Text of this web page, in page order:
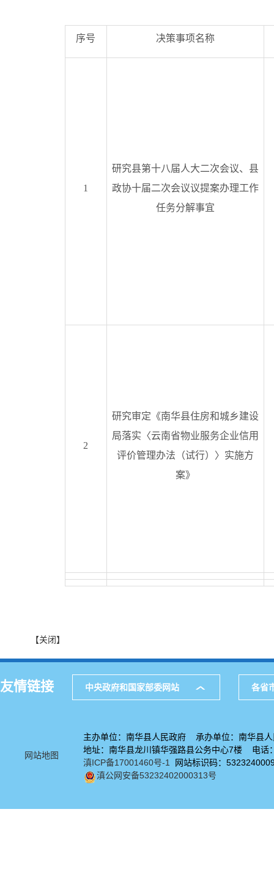
序号 决策事项名称
1
研究县第十八届人大二次会议、县
政协十届二次会议议提案办理工作
任务分解事宜
2
研究审定《南华县住房和城乡建设
局落实〈云南省物业服务企业信用
评价管理办法（试行）〉实施方
案》
【关闭】
友情链接 中央政府和国家部委网站 各省
网站地图
主办单位：南华县人民政府 承办单位：南华县人
地址：南华县龙川镇华强路县公务中心7楼 电
滇ICP备17001460号-1
网站标识码：
滇公网安备53232402000313号